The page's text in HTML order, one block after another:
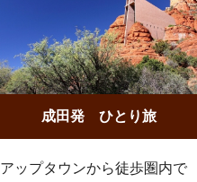
成田発 ひとり旅
アップタウンから徒歩圏内で